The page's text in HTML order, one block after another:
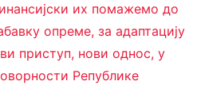
их помажемо до
опреме, за адаптацију
приступ, нови однос, у
Републике